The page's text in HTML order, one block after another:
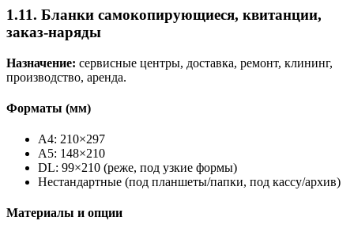
1.11. Бланки самокопирующиеся, квитанции,
заказ-наряды
Назначение: сервисные центры, доставка, ремонт, клининг,
производство, аренда.
Форматы (мм)
A4: 210×297
A5: 148×210
DL: 99×210 (реже, под узкие формы)
Нестандартные (под планшеты/папки, под кассу/архив)
Материалы и опции